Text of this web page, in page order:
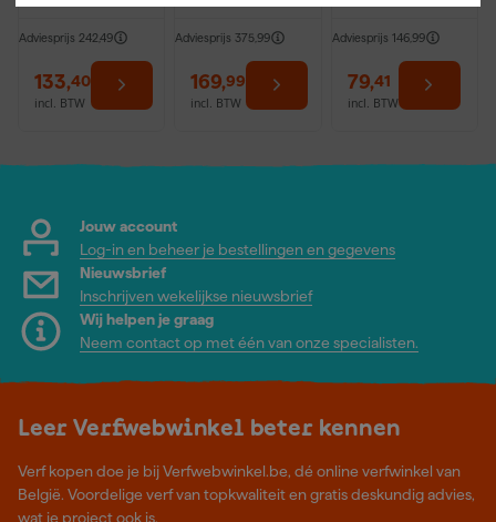
Adviesprijs 242,49
133,40
incl. BTW
Adviesprijs 375,99
169,99
incl. BTW
Adviesprijs 146,99
79,41
incl. BTW
Jouw account
Log-in en beheer je bestellingen en gegevens
Nieuwsbrief
Inschrijven wekelijkse nieuwsbrief
Wij helpen je graag
Neem contact op met één van onze specialisten.
Leer Verfwebwinkel beter kennen
Verf kopen doe je bij Verfwebwinkel.be, dé online verfwinkel van
België. Voordelige verf van topkwaliteit en gratis deskundig advies,
wat je project ook is.